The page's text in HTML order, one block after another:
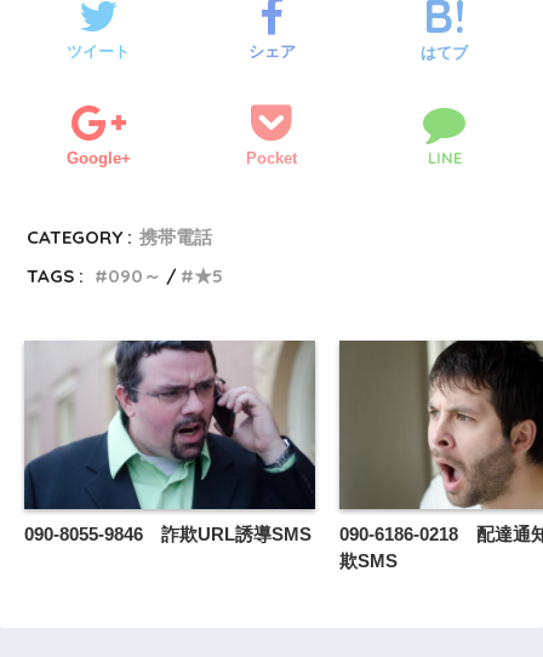
ツイート シェア はてブ
Google+ Pocket LINE
CATEGORY : 携帯電話
TAGS :
090～ ★5
090-8055-9846 詐欺URL誘導SMS
090-6186-0218 配達通
欺SMS